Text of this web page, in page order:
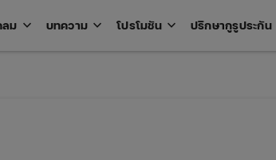
ลม keyboard_arrow_down Open
บทความ keyboard_arrow_down Open
โปรโมชัน keyboard_arrow_down Open
ปรึกษากูรูประกัน